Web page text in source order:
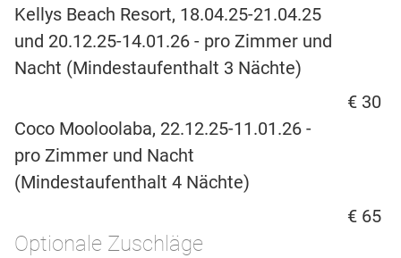
Kellys Beach Resort, 18.04.25-21.04.25
und 20.12.25-14.01.26 - pro Zimmer und
Nacht (Mindestaufenthalt 3 Nächte)
€ 30
Coco Mooloolaba, 22.12.25-11.01.26 -
pro Zimmer und Nacht
(Mindestaufenthalt 4 Nächte)
€ 65
Optionale Zuschläge